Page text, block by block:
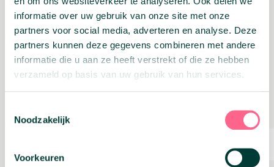
informatie over uw gebruik van onze site met onze
partners voor social media, adverteren en analyse. Deze
partners kunnen deze gegevens combineren met andere
informatie die u aan ze heeft verstrekt of die ze hebben
verzameld op basis van uw gebruik van hun services.
Noodzakelijk
Voorkeuren
Hieronder kun je een voorbeeldbrief
downloaden om je bezwaar gestructureerd op
te stellen.